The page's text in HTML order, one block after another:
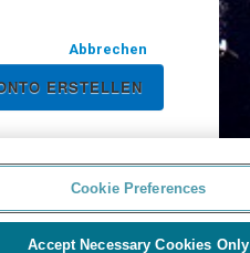
Abbrechen
Cookie Preferences
Accept Necessary Cookies Only